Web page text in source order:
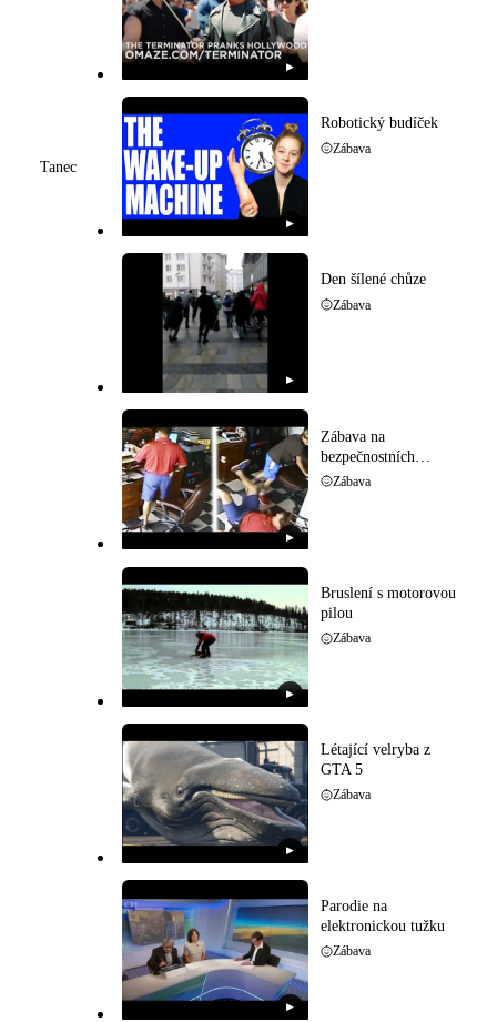
Tanec
▶
▶
Robotický budíček
Zábava
▶
Den šílené chůze
Zábava
▶
Zábava na
bezpečnostních
kamerách
Zábava
▶
Bruslení s motorovou
pilou
Zábava
▶
Létající velryba z
GTA 5
Zábava
▶
Parodie na
elektronickou tužku
Zábava